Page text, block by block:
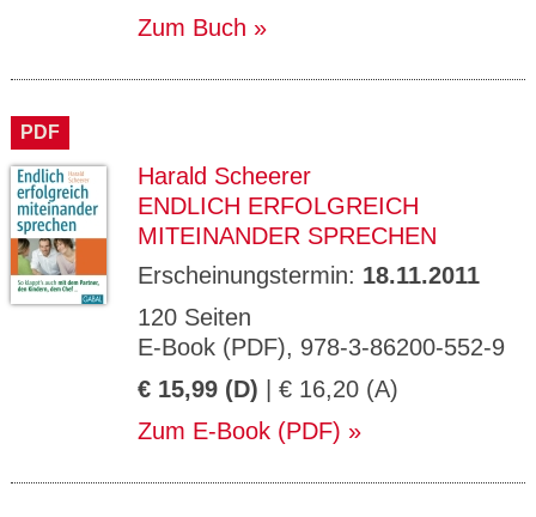
Zum Buch
PDF
Harald Scheerer
ENDLICH ERFOLGREICH
MITEINANDER SPRECHEN
Erscheinungstermin: 18.11.2011
120 Seiten
E-Book (PDF), 978-3-86200-552-9
€ 15,99 (D) | € 16,20 (A)
Zum E-Book (PDF)